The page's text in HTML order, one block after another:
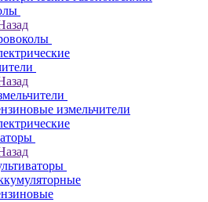
измельчители